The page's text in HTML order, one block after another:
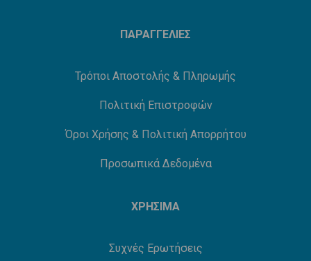
ΠΑΡΑΓΓΕΛΙΕΣ
Τρόποι Αποστολής & Πληρωμής
Πολιτική Επιστροφών
Όροι Χρήσης & Πολιτική Απορρήτου
Προσωπικά Δεδομένα
ΧΡΗΣΙΜΑ
Συχνές Ερωτήσεις